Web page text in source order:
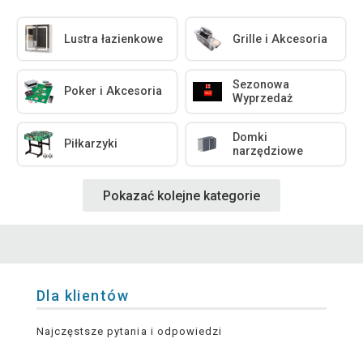
Lustra łazienkowe Grille i Akcesoria
Poker i Akcesoria
Sezonowa
Wyprzedaż
Piłkarzyki
Domki
narzędziowe
Pokazać kolejne kategorie
Dla klientów
Najczęstsze pytania i odpowiedzi